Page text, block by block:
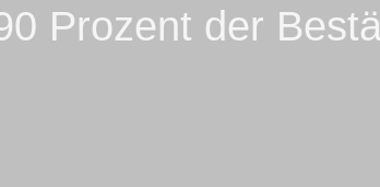
Prozent der